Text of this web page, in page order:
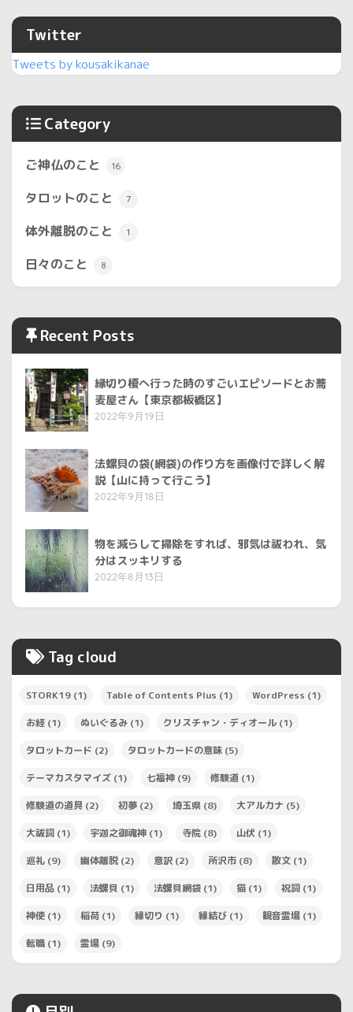
Twitter
Tweets by kousakikanae
Category
ご神仏のこと 16
タロットのこと 7
体外離脱のこと 1
日々のこと 8
Recent Posts
縁切り榎へ行った時のすごいエピソードとお蕎
麦屋さん【東京都板橋区】
2022年9月19日
法螺貝の袋(網袋)の作り方を画像付で詳しく解
説【山に持って行こう】
2022年9月18日
物を減らして掃除をすれば、邪気は祓われ、気
分はスッキリする
2022年8月13日
Tag cloud
STORK19 (1) Table of Contents Plus (1) WordPress (1)
お経 (1) ぬいぐるみ (1) クリスチャン・ディオール (1)
タロットカード (2) タロットカードの意味 (5)
テーマカスタマイズ (1) 七福神 (9) 修験道 (1)
修験道の道具 (2) 初夢 (2) 埼玉県 (8) 大アルカナ (5)
大祓詞 (1) 宇迦之御魂神 (1) 寺院 (8) 山伏 (1)
巡礼 (9) 幽体離脱 (2) 意訳 (2) 所沢市 (8) 散文 (1)
日用品 (1) 法螺貝 (1) 法螺貝網袋 (1) 猫 (1) 祝詞 (1)
神使 (1) 稲荷 (1) 縁切り (1) 縁結び (1) 観音霊場 (1)
転職 (1) 霊場 (9)